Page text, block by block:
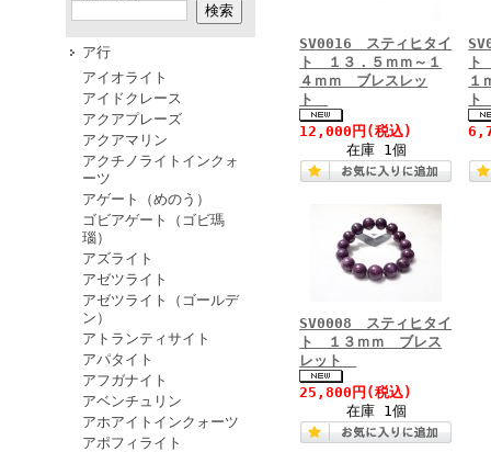
ア行
アイオライト
アイドクレース
アクアプレーズ
アクアマリン
アクチノライトインクォ
ーツ
アゲート（めのう）
ゴビアゲート（ゴビ瑪
瑙）
アズライト
アゼツライト
アゼツライト（ゴールデ
ン）
アトランティサイト
アパタイト
アフガナイト
アベンチュリン
アホアイトインクォーツ
アポフィライト
SV0016 スティヒタイ
ト １３．５ｍｍ～１
４ｍｍ ブレスレッ
ト
12,000円 (税込)
在庫 1個
ト
１
ト
SV0008 スティヒタイ
ト １３ｍｍ ブレス
レット
25,800円 (税込)
在庫 1個